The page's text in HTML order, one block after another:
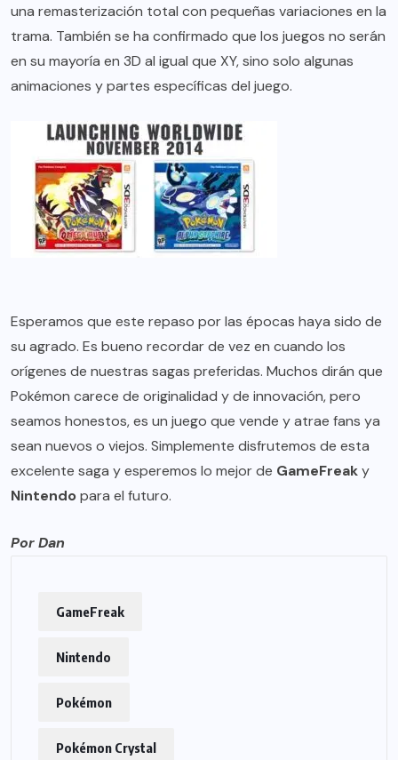
una remasterización total con pequeñas variaciones en la
trama. También se ha confirmado que los juegos no serán
en su mayoría en 3D al igual que XY, sino solo algunas
animaciones y partes específicas del juego.
Esperamos que este repaso por las épocas haya sido de
su agrado. Es bueno recordar de vez en cuando los
orígenes de nuestras sagas preferidas. Muchos dirán que
Pokémon carece de originalidad y de innovación, pero
seamos honestos, es un juego que vende y atrae fans ya
sean nuevos o viejos. Simplemente disfrutemos de esta
excelente saga y esperemos lo mejor de GameFreaky
Nintendopara el futuro.
Por Dan
GameFreak
Nintendo
Pokémon
Pokémon Crystal